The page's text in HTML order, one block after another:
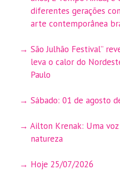
diferentes gerações
arte contemporânea
São Julhão Festival”
leva o calor do
Paulo
Sábado: 01 de agosto
Ailton Krenak: Uma
natureza
Hoje 25/07/2026